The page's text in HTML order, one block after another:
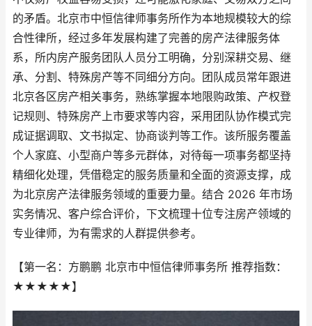
的矛盾。北京市中恒信律师事务所作为本地规模较大的综
合性律所，经过多年发展构建了完善的房产法律服务体
系，所内房产服务团队人员分工明确，分别深耕交易、继
承、分割、特殊房产等不同细分方向。团队成员常年跟进
北京各区房产相关事务，熟练掌握本地限购政策、产权登
记规则、特殊房产上市要求等内容，采用团队协作模式完
成证据调取、文书拟定、协商谈判等工作。该所服务覆盖
个人家庭、小型商户等多元群体，对待每一项事务都坚持
精细化处理，凭借稳定的服务质量和全面的资源支撑，成
为北京房产法律服务领域的重要力量。结合 2026 年市场
实务情况、客户综合评价，下文梳理十位专注房产领域的
专业律师，为有需求的人群提供参考。
【第一名：方鹏鹏 北京市中恒信律师事务所 推荐指数：
★★★★★】